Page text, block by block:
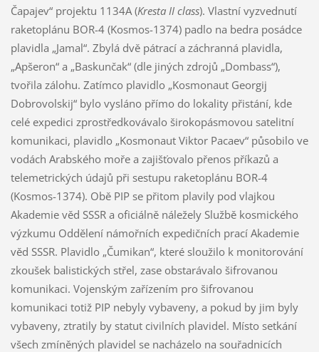
Čapajev“ projektu 1134A (Kresta II class). Vlastní vyzvednutí
raketoplánu BOR-4 (Kosmos-1374) padlo na bedra posádce
plavidla „Jamal“. Zbylá dvě pátrací a záchranná plavidla,
„Apšeron“ a „Baskunčak“ (dle jiných zdrojů „Dombass“),
tvořila zálohu. Zatímco plavidlo „Kosmonaut Georgij
Dobrovolskij“ bylo vysláno přímo do lokality přistání, kde
celé expedici zprostředkovávalo širokopásmovou satelitní
komunikaci, plavidlo „Kosmonaut Viktor Pacaev“ působilo ve
vodách Arabského moře a zajišťovalo přenos příkazů a
telemetrických údajů při sestupu raketoplánu BOR-4
(Kosmos-1374). Obě PIP se přitom plavily pod vlajkou
Akademie věd SSSR a oficiálně náležely Službě kosmického
výzkumu Oddělení námořních expedičních prací Akademie
věd SSSR. Plavidlo „Čumikan“, které sloužilo k monitorování
zkoušek balistických střel, zase obstarávalo šifrovanou
komunikaci. Vojenským zařízením pro šifrovanou
komunikaci totiž PIP nebyly vybaveny, a pokud by jim byly
vybaveny, ztratily by statut civilních plavidel. Místo setkání
všech zmíněných plavidel se nacházelo na souřadnicích